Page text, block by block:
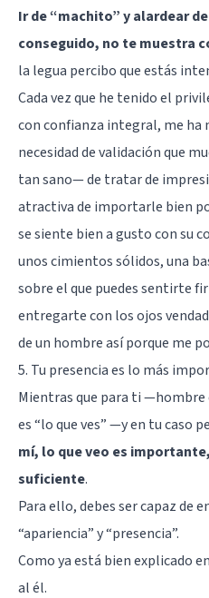
Ir de “machito” y alardear
conseguido, no te muestra
la legua percibo que estás
Cada vez que he tenido el
con confianza integral, me ha
necesidad de validación que
tan sano— de tratar de
atractiva de importarle bien
se siente bien a gusto con su
unos cimientos sólidos, una
sobre el que puedes sentirte
entregarte con los ojos
de un hombre así porque me
5. Tu presencia es lo más
Mientras que para ti
es “lo que ves” —y en tu caso
mí, lo que veo es
suficiente.
Para ello, debes ser capaz de
“apariencia” y “presencia”.
Como ya está bien explicado
al él.